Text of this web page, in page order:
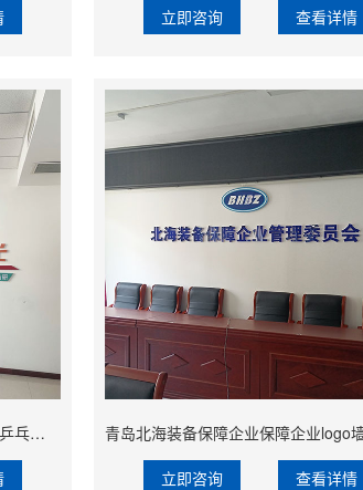
立即咨询 查看详情
青岛公司员工活动室文化墙设计制作乒乓球运动口号理念墙制作安装
立即咨询 查看详情